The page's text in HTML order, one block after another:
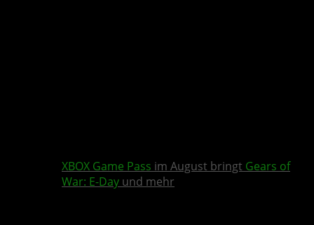
XBOX Game Pass im August bringt Gears of
War: E-Day und mehr